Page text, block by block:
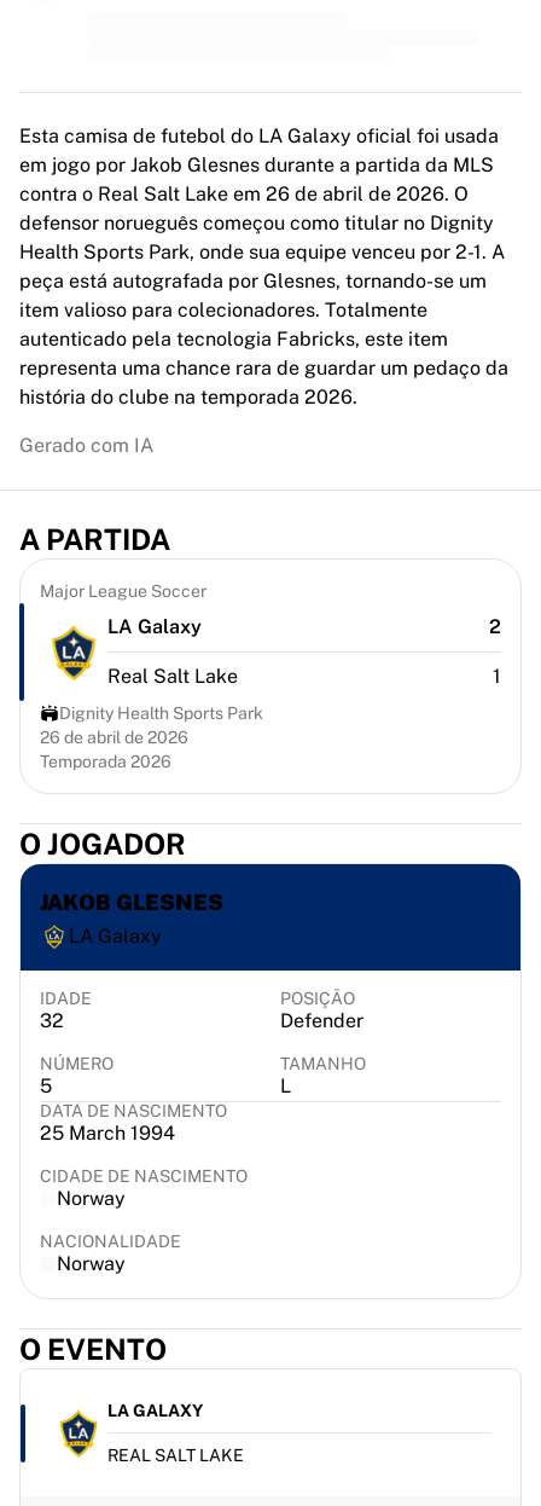
Futebol feminino do Canadá
OL Lyonnes
Paris Saint-Germain Féminines
Arsenal WFC
Navegar por país
Basquete
Destaques
Charlotte Hornets
Chicago Bulls
LA Clippers
Portland Trail Blazers
Virtus Bologna
Principais equipes da NBA
Charlotte Hornets
Chicago Bulls
Portland Trail Blazers
LA Clippers
Ver tudo da NBA
Principais equipes europeias
Beşiktaş Gain
Fenerbahçe Basquete
Eslovênia
Virtus Bologna
Outros esportes
Ciclismo
Team Visma | Lease a bike
Soudal Quick Step
EF Education
Team Jayco AlUla
Rugby
France Rugby
Gloucester Rugby
Bath Rugby
ASM Clermont Auvergne
Ver tudo de rúgbi
Críquete
Delhi Capitals
West Indies
Ver tudo de críquete
Hóquei no gelo
Esta camisa de futebol do LA Galaxy oficial foi usada
em jogo por Jakob Glesnes durante a partida da MLS
contra o Real Salt Lake em 26 de abril de 2026. O
defensor norueguês começou como titular no Dignity
Health Sports Park, onde sua equipe venceu por 2-1. A
peça está autografada por Glesnes, tornando-se um
item valioso para colecionadores. Totalmente
autenticado pela tecnologia Fabricks, este item
representa uma chance rara de guardar um pedaço da
história do clube na temporada 2026.
Gerado com IA
A PARTIDA
Major League Soccer
LA Galaxy 2
Real Salt Lake 1
Dignity Health Sports Park
26 de abril de 2026
Temporada 2026
O JOGADOR
JAKOB GLESNES
LA Galaxy
IDADE
32
POSIÇÃO
Defender
NÚMERO
5
TAMANHO
L
DATA DE NASCIMENTO
25 March 1994
CIDADE DE NASCIMENTO
Norway
NACIONALIDADE
Norway
O EVENTO
LA GALAXY
REAL SALT LAKE